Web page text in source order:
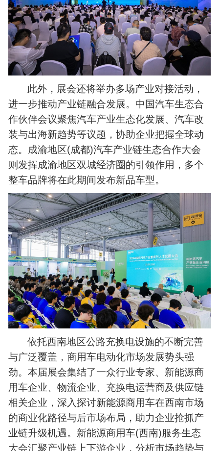
此外，展会还将举办多场产业对接活动，
进一步推动产业链融合发展。中国汽车生态合
作伙伴会议聚焦汽车产业生态化发展、汽车改
装与出海新趋势等议题，协助企业把握全球动
态。成渝地区(成都)汽车产业链生态合作大会
则发挥成渝地区双城经济圈的引领作用，多个
整车品牌将在此期间发布新品车型。
依托西南地区公路充换电设施的不断完善
与广泛覆盖，商用车电动化市场发展势头强
劲。本届展会集结了一众行业专家、新能源商
用车企业、物流企业、充换电运营商及供应链
相关企业，深入探讨新能源商用车在西南市场
的商业化路径与后市场布局，助力企业抢抓产
业链升级机遇。新能源商用车(西南)服务生态
大会汇聚产业链上下游企业，分析市场趋势与